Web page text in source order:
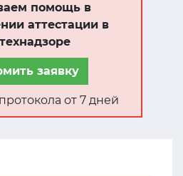
помощь в
аттестации в
заявку
от 7 дней